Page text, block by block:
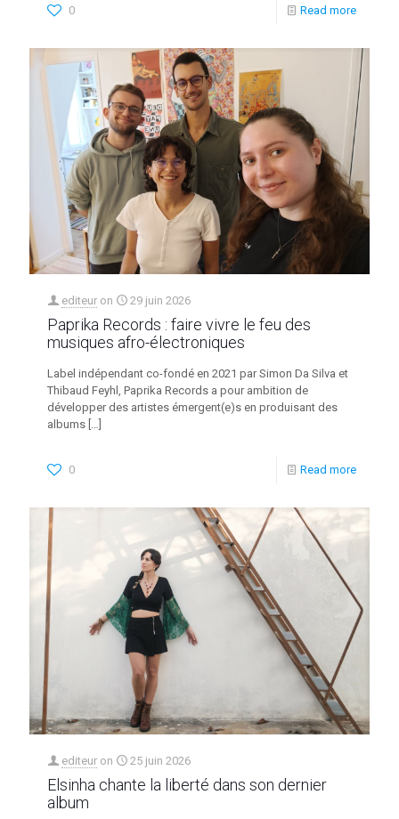
0 Read more
editeur on 29 juin 2026
Paprika Records : faire vivre le feu des
musiques afro-électroniques
Label indépendant co-fondé en 2021 par Simon Da Silva et
Thibaud Feyhl, Paprika Records a pour ambition de
développer des artistes émergent(e)s en produisant des
albums […]
0 Read more
editeur on 25 juin 2026
Elsinha chante la liberté dans son dernier
album